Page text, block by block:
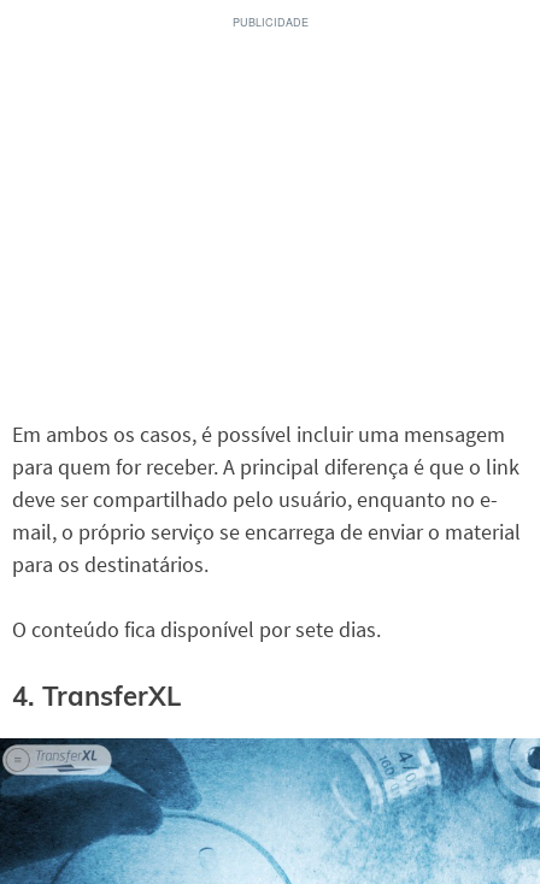
Em ambos os casos, é possível incluir uma mensagem
para quem for receber. A principal diferença é que o link
deve ser compartilhado pelo usuário, enquanto no e-
mail, o próprio serviço se encarrega de enviar o material
para os destinatários.
O conteúdo fica disponível por sete dias.
4. TransferXL